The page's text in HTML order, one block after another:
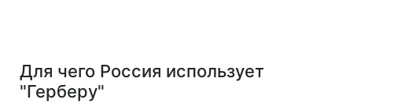
Для чего Россия использует
"Герберу"